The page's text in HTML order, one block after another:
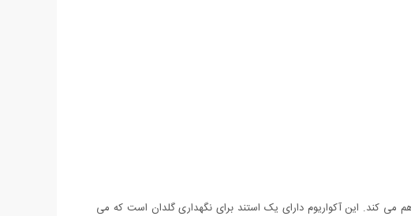
می کند. این آکواریوم دارای یک استند برای نگهداری گلدان است که می